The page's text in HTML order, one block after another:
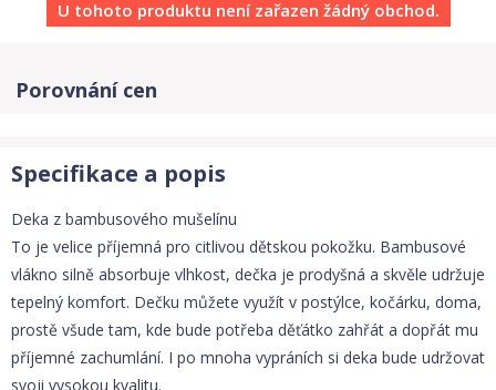
U tohoto produktu není zařazen žádný obchod.
Porovnání cen
Specifikace a popis
Deka z bambusového mušelínu
To je velice příjemná pro citlivou dětskou pokožku. Bambusové
vlákno silně absorbuje vlhkost, dečka je prodyšná a skvěle udržuje
tepelný komfort. Dečku můžete využít v postýlce, kočárku, doma,
prostě všude tam, kde bude potřeba děťátko zahřát a dopřát mu
příjemné zachumlání. I po mnoha vypráních si deka bude udržovat
svoji vysokou kvalitu.